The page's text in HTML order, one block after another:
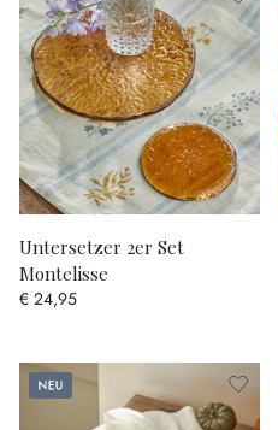
Untersetzer 2er Set
Montelisse
€ 24,95
Neu